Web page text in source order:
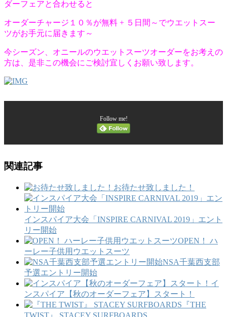
ダーフェアと合わせると
オーダーチャージ１０％が無料 + ５日間～でウエットスー
ツがお手元に届きます～
今シーズン、オニールのウエットスーツオーダーをお考えの
方は、是非この機会にご検討宜しくお願い致します。
Follow me!
関連記事
お待たせ致しました！
インスパイア大会「INSPIRE CARNIVAL 2019」エント
リー開始
OPEN！ ハ
ーレー子供用ウエットスーツ
NSA千葉西支部
予選エントリー開始
イ
ンスパイア【秋のオーダーフェア】スタート！
『THE
TWIST』 STACEY SURFBOARDS